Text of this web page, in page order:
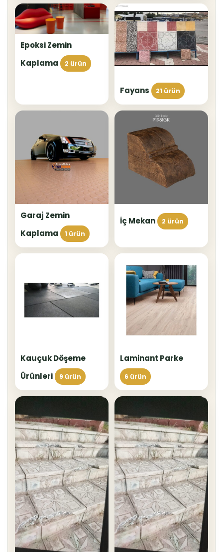
Epoksi Zemin
Kaplama
2 ürün
Fayans 21 ürün
Garaj Zemin
Kaplama
1 ürün
İç Mekan 2 ürün
Kauçuk Döşeme
Ürünleri
9 ürün
Laminant Parke
6 ürün